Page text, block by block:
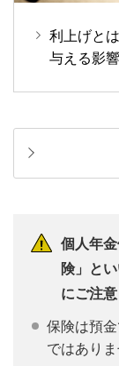
利上げと
与える影
個人年
険」と
にご注意
保険は預
ではありま